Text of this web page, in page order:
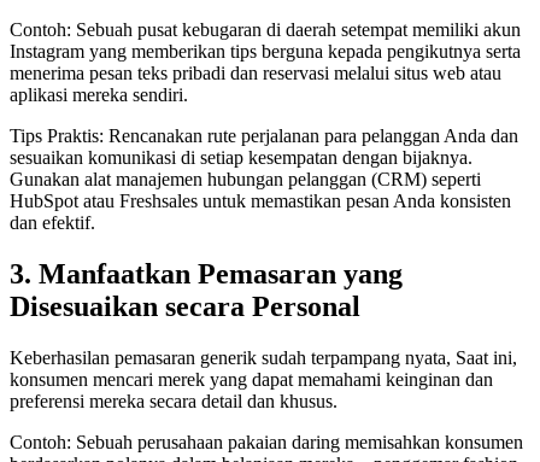
Contoh: Sebuah pusat kebugaran di daerah setempat memiliki akun
Instagram yang memberikan tips berguna kepada pengikutnya serta
menerima pesan teks pribadi dan reservasi melalui situs web atau
aplikasi mereka sendiri.
Tips Praktis: Rencanakan rute perjalanan para pelanggan Anda dan
sesuaikan komunikasi di setiap kesempatan dengan bijaknya.
Gunakan alat manajemen hubungan pelanggan (CRM) seperti
HubSpot atau Freshsales untuk memastikan pesan Anda konsisten
dan efektif.
3. Manfaatkan Pemasaran yang
Disesuaikan secara Personal
Keberhasilan pemasaran generik sudah terpampang nyata, Saat ini,
konsumen mencari merek yang dapat memahami keinginan dan
preferensi mereka secara detail dan khusus.
Contoh: Sebuah perusahaan pakaian daring memisahkan konsumen